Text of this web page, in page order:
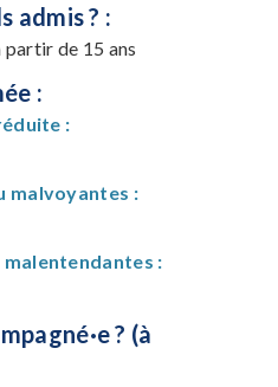
admis ? :
partir de 15 ans
:
:
malvoyantes :
:
? (à